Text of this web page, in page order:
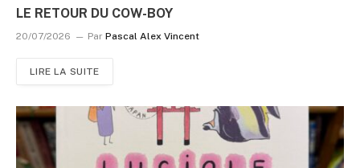
LE RETOUR DU COW-BOY
20/07/2026 Par Pascal Alex Vincent
LIRE LA SUITE